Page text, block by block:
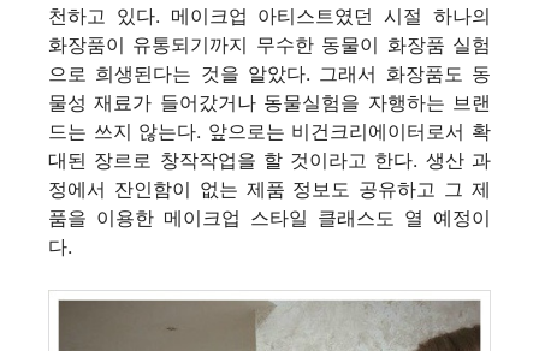
천하고 있다. 메이크업 아티스트였던 시절 하나의
화장품이 유통되기까지 무수한 동물이 화장품 실험
으로 희생된다는 것을 알았다. 그래서 화장품도 동
물성 재료가 들어갔거나 동물실험을 자행하는 브랜
드는 쓰지 않는다. 앞으로는 비건크리에이터로서 확
대된 장르로 창작작업을 할 것이라고 한다. 생산 과
정에서 잔인함이 없는 제품 정보도 공유하고 그 제
품을 이용한 메이크업 스타일 클래스도 열 예정이
다.